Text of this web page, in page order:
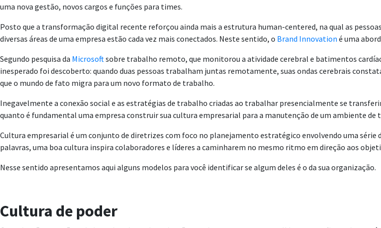
uma nova gestão, novos cargos e funções para times.
Posto que a transformação digital recente reforçou ainda mais a estrutura human-centered, na qual as
diversas áreas de uma empresa estão cada vez mais conectados. Neste sentido, o Brand Innovation é uma
Segundo pesquisa da Microsoftsobre trabalho remoto, que monitorou a atividade cerebral e batimentos
inesperado foi descoberto: quando duas pessoas trabalham juntas remotamente, suas ondas cerebrais
que o mundo de fato migra para um novo formato de trabalho.
Inegavelmente a conexão social e as estratégias de trabalho criadas ao trabalhar presencialmente se
quanto é fundamental uma empresa construir sua cultura empresarial para a manutenção de um ambiente de
Cultura empresarial é um conjunto de diretrizes com foco no planejamento estratégico envolvendo uma
palavras, uma boa cultura inspira colaboradores e líderes a caminharem no mesmo ritmo em direção aos
Nesse sentido apresentamos aqui alguns modelos para você identificar se algum deles é o da sua organização.
Cultura de poder